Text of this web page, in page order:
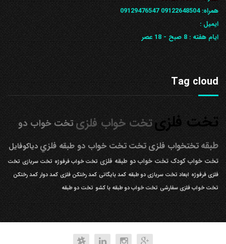
همراه: 09122648504
09129476547
ایمیل :
ایام هفته :8 صبح - 18 عصر
Tag cloud
تخت فلزیتخت خواب فلزیتخت خواب دو
طبقه تختخواب فلزیتختتخت خواب دو طبقه فلزيدیاکوفایل
تخت خواب کودک تخت خواب دو طبقه فلزی تخت خواب فرفوژه تخت سربازی تخت
فلزی فرفوژه ابعاد تخت سربازی دو طبقه کمد بایگانی کمد رختکن فلزی کمد دوار کمد رختکن
تخت خواب فلزی سفارشی تخت خواب دو طبقه با کشو تخت دو طبقه